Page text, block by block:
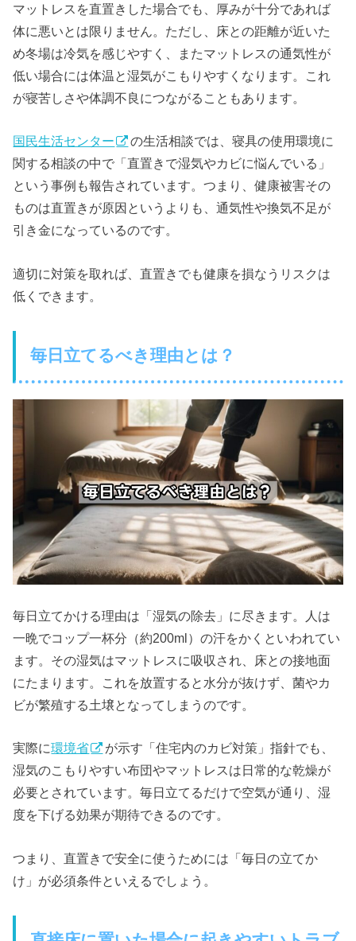
マットレスを直置きした場合でも、厚みが十分であれば
体に悪いとは限りません。ただし、床との距離が近いた
め冬場は冷気を感じやすく、またマットレスの通気性が
低い場合には体温と湿気がこもりやすくなります。これ
が寝苦しさや体調不良につながることもあります。
国民生活センター
の生活相談では、寝具の使用環境に
関する相談の中で「直置きで湿気やカビに悩んでいる」
という事例も報告されています。つまり、健康被害その
ものは直置きが原因というよりも、通気性や換気不足が
引き金になっているのです。
適切に対策を取れば、直置きでも健康を損なうリスクは
低くできます。
毎日立てるべき理由とは？
毎日立てかける理由は「湿気の除去」に尽きます。人は
一晩でコップ一杯分（約200ml）の汗をかくといわれてい
ます。その湿気はマットレスに吸収され、床との接地面
にたまります。これを放置すると水分が抜けず、菌やカ
ビが繁殖する土壌となってしまうのです。
実際に環境省
が示す「住宅内のカビ対策」指針でも、
湿気のこもりやすい布団やマットレスは日常的な乾燥が
必要とされています。毎日立てるだけで空気が通り、湿
度を下げる効果が期待できるのです。
つまり、直置きで安全に使うためには「毎日の立てか
け」が必須条件といえるでしょう。